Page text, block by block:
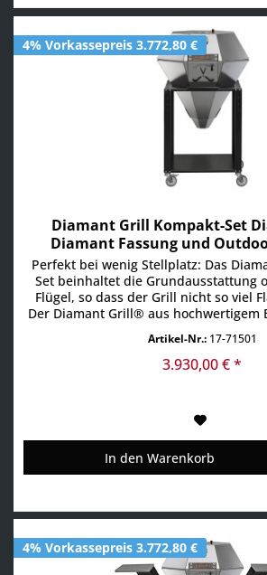
4% Vorkassepreis 3.772,80 €
Diamant Grill Kompakt-Set
Diamant Fassung und
Perfekt bei wenig Stellplatz: Das
Set beinhaltet die Grundausstattung
Flügel, so dass der Grill nicht so viel
Der Diamant Grill® aus hochwertigem
von 64 cm Durchmesser die perfekte
den Profi-Koch oder für
Artikel-Nr.:17-71501
3.930,00 € *
In den Warenkorb
4% Vorkassepreis 3.772,80 €